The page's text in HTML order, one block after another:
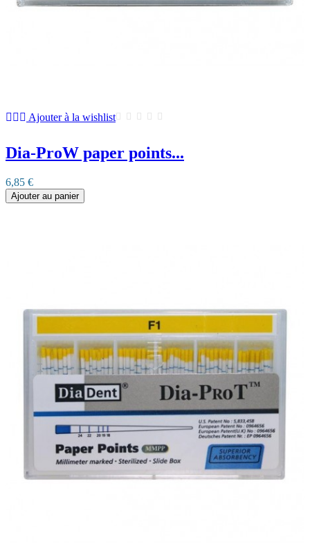
Ajouter à la wishlist
Dia-ProW paper points...
6,85 €
Ajouter au panier